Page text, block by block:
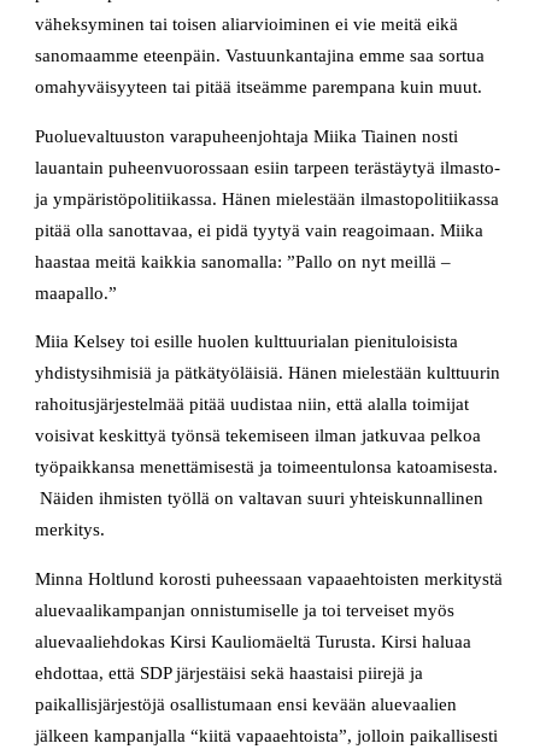
väheksyminen tai toisen aliarvioiminen ei vie meitä eikä
sanomaamme eteenpäin. Vastuunkantajina emme saa sortua
omahyväisyyteen tai pitää itseämme parempana kuin muut.
Puoluevaltuuston varapuheenjohtaja Miika Tiainen nosti
lauantain puheenvuorossaan esiin tarpeen terästäytyä ilmasto-
ja ympäristöpolitiikassa. Hänen mielestään ilmastopolitiikassa
pitää olla sanottavaa, ei pidä tyytyä vain reagoimaan. Miika
haastaa meitä kaikkia sanomalla: ”Pallo on nyt meillä –
maapallo.”
Miia Kelsey toi esille huolen kulttuurialan pienituloisista
yhdistysihmisiä ja pätkätyöläisiä. Hänen mielestään kulttuurin
rahoitusjärjestelmää pitää uudistaa niin, että alalla toimijat
voisivat keskittyä työnsä tekemiseen ilman jatkuvaa pelkoa
työpaikkansa menettämisestä ja toimeentulonsa katoamisesta.
Näiden ihmisten työllä on valtavan suuri yhteiskunnallinen
merkitys.
Minna Holtlund korosti puheessaan vapaaehtoisten merkitystä
aluevaalikampanjan onnistumiselle ja toi terveiset myös
aluevaaliehdokas Kirsi Kauliomäeltä Turusta. Kirsi haluaa
ehdottaa, että SDP järjestäisi sekä haastaisi piirejä ja
paikallisjärjestöjä osallistumaan ensi kevään aluevaalien
jälkeen kampanjalla “kiitä vapaaehtoista”, jolloin paikallisesti